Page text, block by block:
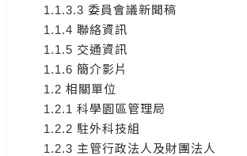
1.1.3.3 委員會議新聞稿
1.1.4 聯絡資訊
1.1.5 交通資訊
1.1.6 簡介影片
1.2 相關單位
1.2.1 科學園區管理局
1.2.2 駐外科技組
1.2.3 主管行政法人及財團法人